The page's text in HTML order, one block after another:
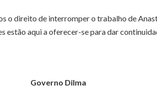
o direito de interromper o trabalho de
estão aqui a oferecer-se para dar
Governo Dilma